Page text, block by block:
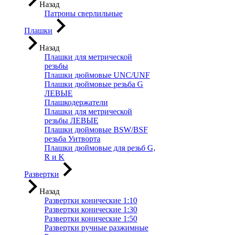
Назад
Патроны сверлильные
Плашки
Назад
Плашки для метрической
резьбы
Плашки дюймовые UNC/UNF
Плашки дюймовые резьба G
ЛЕВЫЕ
Плашкодержатели
Плашки для метрической
резьбы ЛЕВЫЕ
Плашки дюймовые BSW/BSF
резьба Уитворта
Плашки дюймовые для резьб G,
R и K
Развертки
Назад
Развертки конические 1:10
Развертки конические 1:30
Развертки конические 1:50
Развертки ручные разжимные